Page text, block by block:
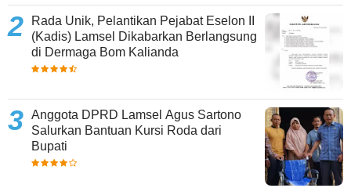
Rada Unik, Pelantikan Pejabat Eselon II
(Kadis) Lamsel Dikabarkan Berlangsung
di Dermaga Bom Kalianda
Anggota DPRD Lamsel Agus Sartono
Salurkan Bantuan Kursi Roda dari
Bupati